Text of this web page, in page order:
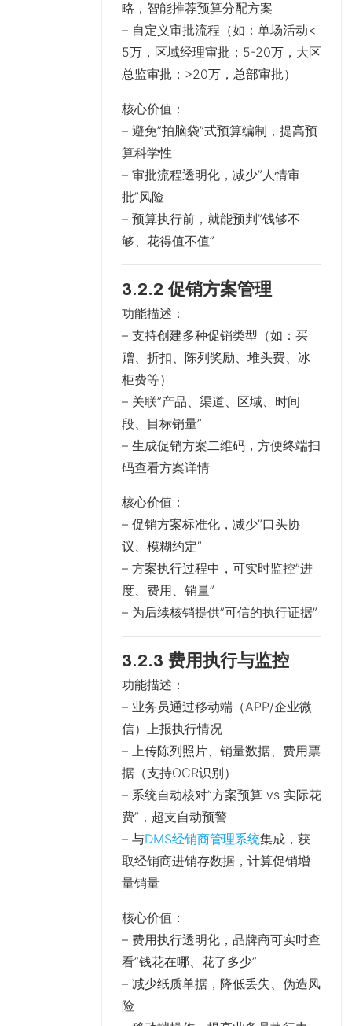
略，智能推荐预算分配方案
– 自定义审批流程（如：单场活动<
5万，区域经理审批；5-20万，大区
总监审批；>20万，总部审批）
核心价值 ：
– 避免”拍脑袋”式预算编制，提高预
算科学性
– 审批流程透明化，减少”人情审
批”风险
– 预算执行前，就能预判”钱够不
够、花得值不值”
3.2.2 促销方案管理
功能描述 ：
– 支持创建多种促销类型（如：买
赠、折扣、陈列奖励、堆头费、冰
柜费等）
– 关联”产品、渠道、区域、时间
段、目标销量”
– 生成促销方案二维码，方便终端扫
码查看方案详情
核心价值 ：
– 促销方案标准化，减少”口头协
议、模糊约定”
– 方案执行过程中，可实时监控”进
度、费用、销量”
– 为后续核销提供”可信的执行证据”
3.2.3 费用执行与监控
功能描述 ：
– 业务员通过移动端（APP/企业微
信）上报执行情况
– 上传陈列照片、销量数据、费用票
据（支持OCR识别）
– 系统自动核对”方案预算 vs 实际花
费”，超支自动预警
– 与DMS经销商管理系统集成，获
取经销商进销存数据，计算促销增
量销量
核心价值 ：
– 费用执行透明化，品牌商可实时查
看”钱花在哪、花了多少”
– 减少纸质单据，降低丢失、伪造风
险